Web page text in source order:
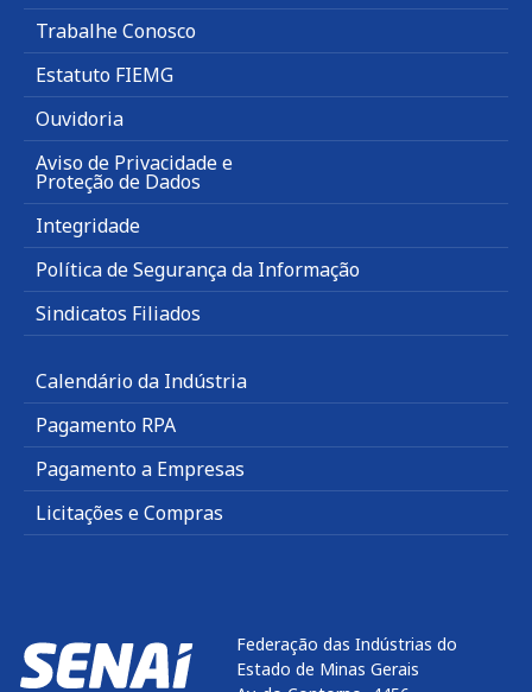
Trabalhe Conosco
Estatuto FIEMG
Ouvidoria
Aviso de Privacidade e
Proteção de Dados
Integridade
Política de Segurança da Informação
Sindicatos Filiados
Calendário da Indústria
Pagamento RPA
Pagamento a Empresas
Licitações e Compras
Federação das Indústrias do
Estado de Minas Gerais